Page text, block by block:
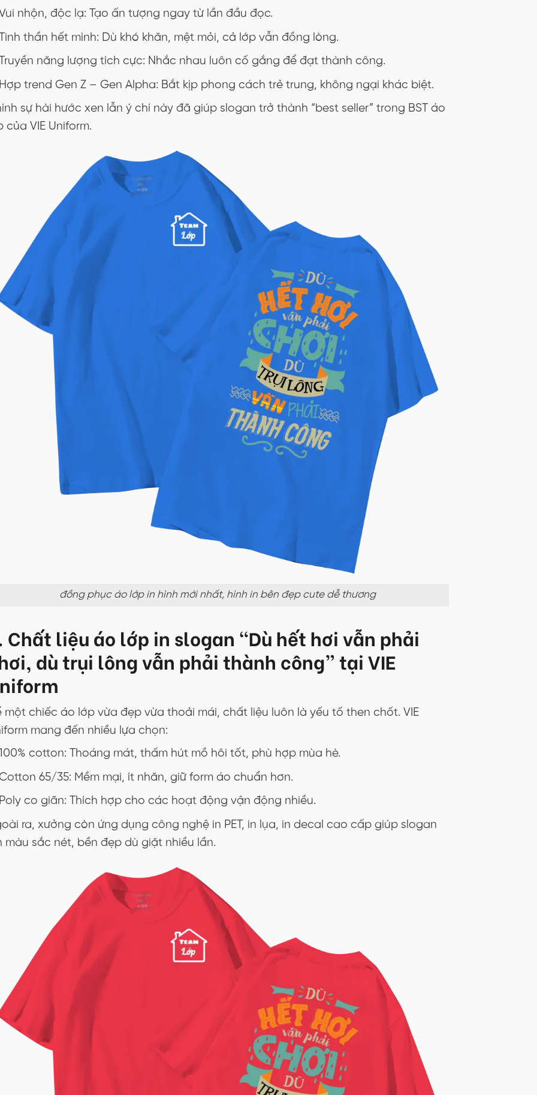
nhộn, độc lạ: Tạo ấn tượng ngay từ lần đầu đọc.
thần hết mình: Dù khó khăn, mệt mỏi, cả lớp vẫn đồng lòng.
năng lượng tích cực: Nhắc nhau luôn cố gắng để đạt thành công.
trend Gen Z – Gen Alpha: Bắt kịp phong cách trẻ trung, không ngại khác biệt.
sự hài hước xen lẫn ý chí này đã giúp slogan trở thành “best seller” trong BST áo
của VIE Uniform.
đồng phục áo lớp in hình mới nhất, hình in bên đẹp cute dễ thương
Chất liệu áo lớp in slogan “Dù hết hơi vẫn phải
dù trụi lông vẫn phải thành công” tại VIE
một chiếc áo lớp vừa đẹp vừa thoải mái, chất liệu luôn là yếu tố then chốt. VIE
mang đến nhiều lựa chọn:
cotton: Thoáng mát, thấm hút mồ hôi tốt, phù hợp mùa hè.
65/35: Mềm mại, ít nhăn, giữ form áo chuẩn hơn.
co giãn: Thích hợp cho các hoạt động vận động nhiều.
ra, xưởng còn ứng dụng công nghệ in PET, in lụa, in decal cao cấp giúp slogan
màu sắc nét, bền đẹp dù giặt nhiều lần.